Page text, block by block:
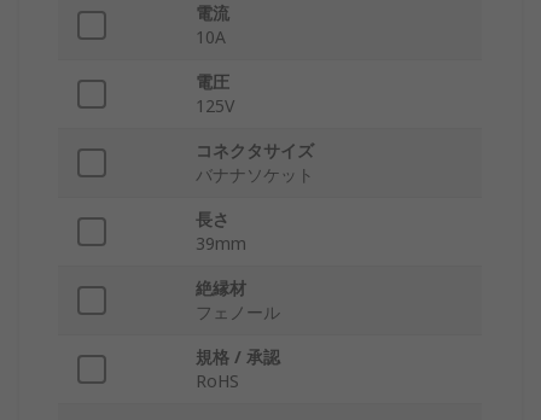
電流
10A
電圧
125V
コネクタサイズ
バナナソケット
長さ
39mm
絶縁材
フェノール
規格 / 承認
RoHS